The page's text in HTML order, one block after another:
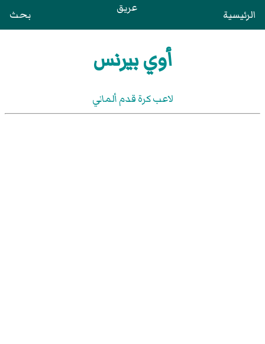
الرئيسية عريق بحث
أوي بيرنس
لاعب كرة قدم ألماني